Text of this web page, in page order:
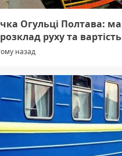
Огульці Полтава:
руху та вартість
назад